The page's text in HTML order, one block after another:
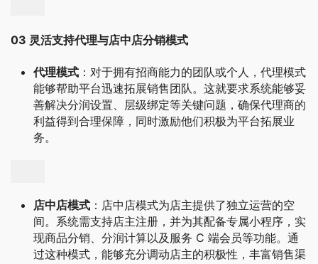
03 灵活支持代理与店中店分销模式
代理模式 ：对于拥有招商能力的团队或个人，代理模式
能够帮助平台迅速拓展销售团队。这就要求系统能够妥
善解决分润设置、层级绑定等关键问题，确保代理商的
利益得到合理保障，同时激励他们积极为平台拓展业
务。
店中店模式 ：店中店模式为店主提供了独立运营的空
间。系统需支持店主注册，并为其配备专属小程序，实
现商品分销、分润计算以及服务 C 端会员等功能。通
过这种模式，能够充分调动店主的积极性，丰富销售渠